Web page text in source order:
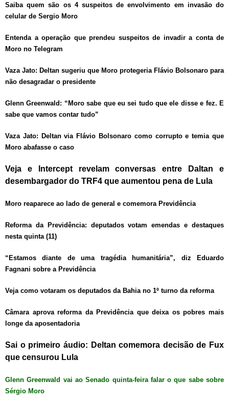
Saiba quem são os 4 suspeitos de envolvimento em invasão do
celular de Sergio Moro
Entenda a operação que prendeu suspeitos de invadir a conta de
Moro no Telegram
Vaza Jato: Deltan sugeriu que Moro protegeria Flávio Bolsonaro para
não desagradar o presidente
Glenn Greenwald: “Moro sabe que eu sei tudo que ele disse e fez. E
sabe que vamos contar tudo”
Vaza Jato: Deltan via Flávio Bolsonaro como corrupto e temia que
Moro abafasse o caso
Veja e Intercept revelam conversas entre Daltan e
desembargador do TRF4 que aumentou pena de Lula
Moro reaparece ao lado de general e comemora Previdência
Reforma da Previdência: deputados votam emendas e destaques
nesta quinta (11)
“Estamos diante de uma tragédia humanitária”, diz Eduardo
Fagnani sobre a Previdência
Veja como votaram os deputados da Bahia no 1º turno da reforma
Câmara aprova reforma da Previdência que deixa os pobres mais
longe da aposentadoria
Sai o primeiro áudio: Deltan comemora decisão de Fux
que censurou Lula
Glenn Greenwald vai ao Senado quinta-feira falar o que sabe sobre
Sérgio Moro